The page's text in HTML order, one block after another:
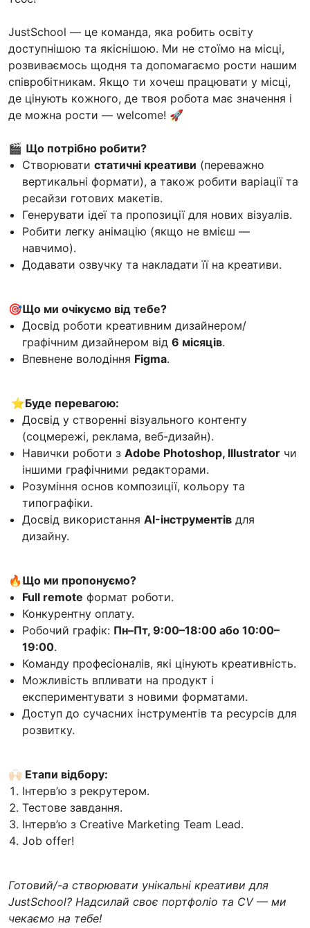
JustSchool — це команда, яка робить освіту
доступнішою та якіснішою. Ми не стоїмо на місці,
розвиваємось щодня та допомагаємо рости нашим
співробітникам. Якщо ти хочеш працювати у місці,
де цінують кожного, де твоя робота має значення і
де можна рости — welcome! 🚀
🎬 Що потрібно робити?
Створювати статичні креативи (переважно
вертикальні формати), а також робити варіації та
ресайзи готових макетів.
Генерувати ідеї та пропозиції для нових візуалів.
Робити легку анімацію (якщо не вмієш —
навчимо).
Додавати озвучку та накладати її на креативи.
🎯Що ми очікуємо від тебе?
Досвід роботи креативним дизайнером/
графічним дизайнером від 6 місяців.
Впевнене володіння Figma.
⭐️Буде перевагою:
Досвід у створенні візуального контенту
(соцмережі, реклама, веб-дизайн).
Навички роботи з Adobe Photoshop, Illustrator чи
іншими графічними редакторами.
Розуміння основ композиції, кольору та
типографіки.
Досвід використання AI-інструментів для
дизайну.
🔥Що ми пропонуємо?
Full remote формат роботи.
Конкурентну оплату.
Робочий графік: Пн–Пт, 9:00–18:00 або 10:00–
19:00.
Команду професіоналів, які цінують креативність.
Можливість впливати на продукт і
експериментувати з новими форматами.
Доступ до сучасних інструментів та ресурсів для
розвитку.
🙌🏻 Етапи відбору:
Інтерв’ю з рекрутером.
Тестове завдання.
Інтерв’ю з Creative Marketing Team Lead.
Job offer!
Готовий/-а створювати унікальні креативи для
JustSchool? Надсилай своє портфоліо та CV — ми
чекаємо на тебе!